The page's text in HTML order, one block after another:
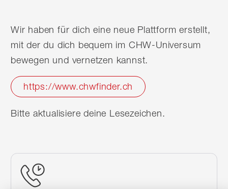
Wir haben für dich eine neue Plattform erstellt,
mit der du dich bequem im CHW-Universum
bewegen und vernetzen kannst.
https://www.chwfinder.ch
Bitte aktualisiere deine Lesezeichen.